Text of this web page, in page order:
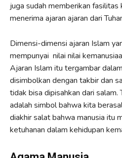
juga sudah memberikan fasilitas
menerima ajaran ajaran dari
Dimensi-dimensi ajaran Islam
mempunyai nilai nilai
Ajaran Islam itu tergambar
disimbolkan dengan takbir dan
tidak bisa dipisahkan dari
adalah simbol bahwa kita
diakhir salat bahwa manusia itu
ketuhanan dalam kehidupan